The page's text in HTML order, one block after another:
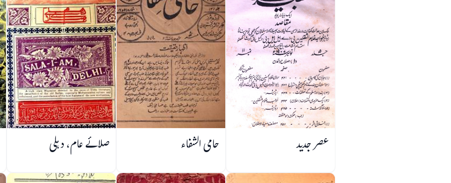
عصر جدید حامی الشفاء صلائے عام، دہلی